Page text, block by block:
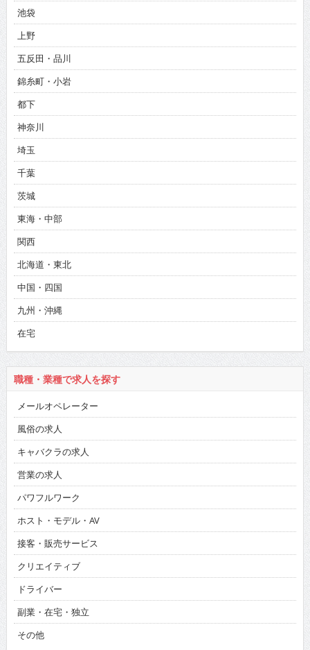
池袋
上野
五反田・品川
錦糸町・小岩
都下
神奈川
埼玉
千葉
茨城
東海・中部
関西
北海道・東北
中国・四国
九州・沖縄
在宅
職種・業種で求人を探す
メールオペレーター
風俗の求人
キャバクラの求人
営業の求人
パワフルワーク
ホスト・モデル・AV
接客・販売サービス
クリエイティブ
ドライバー
副業・在宅・独立
その他